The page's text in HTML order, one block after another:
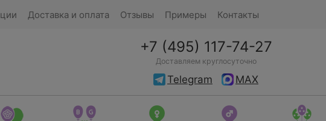
Доставка и оплата Отзывы Примеры Контакты
+7 (495) 117-74-27
Доставляем круглосуточно
Telegram MAX